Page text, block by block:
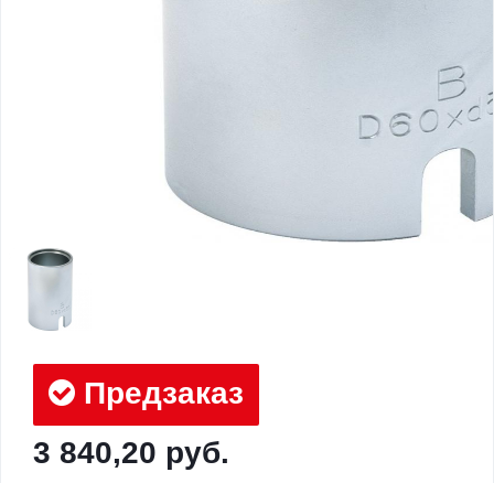
Предзаказ
3 840,20 руб.